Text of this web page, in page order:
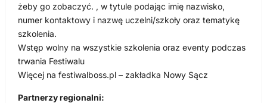
żeby go zobaczyć. , w tytule podając imię nazwisko,
numer kontaktowy i nazwę uczelni/szkoły oraz tematykę
szkolenia.
Wstęp wolny na wszystkie szkolenia oraz eventy podczas
trwania Festiwalu
Więcej na festiwalboss.pl – zakładka Nowy Sącz
Partnerzy regionalni: